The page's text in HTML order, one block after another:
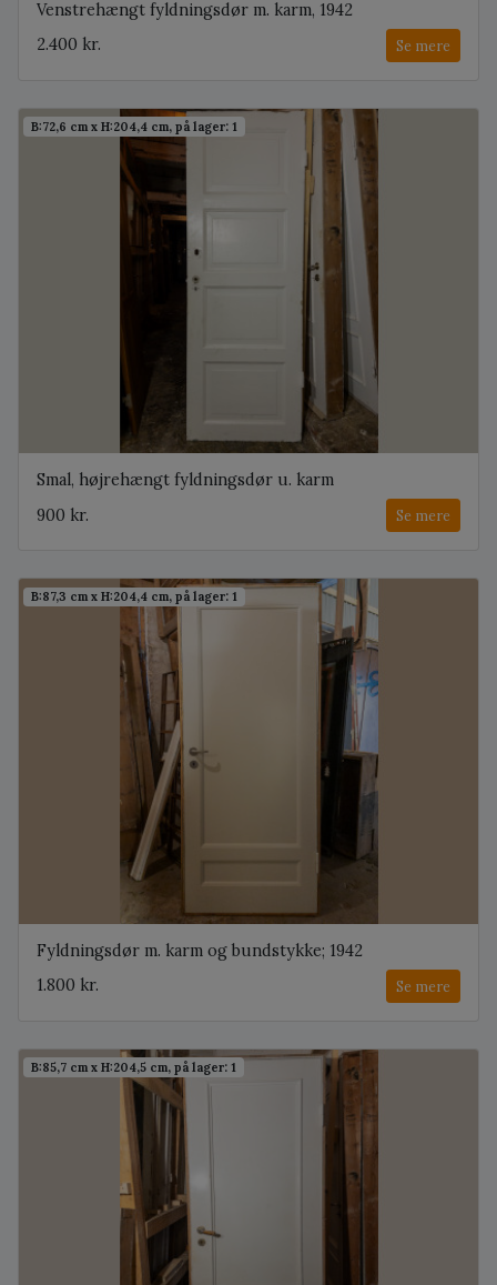
Venstrehængt fyldningsdør m. karm, 1942
2.400 kr.
Se mere
B:72,6 cm x H:204,4 cm, på lager: 1
Smal, højrehængt fyldningsdør u. karm
900 kr.
Se mere
B:87,3 cm x H:204,4 cm, på lager: 1
Fyldningsdør m. karm og bundstykke; 1942
1.800 kr.
Se mere
B:85,7 cm x H:204,5 cm, på lager: 1